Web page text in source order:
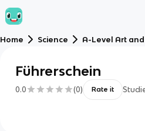
Home Science A-Level Art and
Führerschein
0.0 (0) Rate it